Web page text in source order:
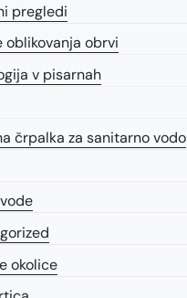
pregledi
oblikovanja obrvi
v pisarnah
črpalka za sanitarno vodo
okolice